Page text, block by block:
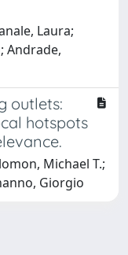
Laura;
Andrade,
outlets:
hotspots
Michael T.;
Giorgio